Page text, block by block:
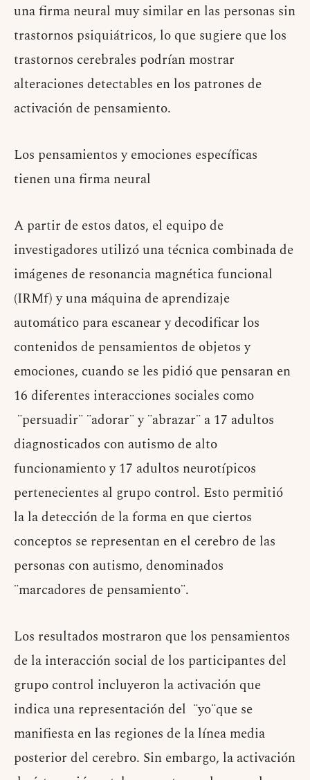
una firma neural muy similar en las personas sin
trastornos psiquiátricos, lo que sugiere que los
trastornos cerebrales podrían mostrar
alteraciones detectables en los patrones de
activación de pensamiento.
Los pensamientos y emociones específicas
tienen una firma neural
A partir de estos datos, el equipo de
investigadores utilizó una técnica combinada de
imágenes de resonancia magnética funcional
(IRMf) y una máquina de aprendizaje
automático para escanear y decodificar los
contenidos de pensamientos de objetos y
emociones, cuando se les pidió que pensaran en
16 diferentes interacciones sociales como
¨persuadir¨ ¨adorar¨ y ¨abrazar¨ a 17 adultos
diagnosticados con autismo de alto
funcionamiento y 17 adultos neurotípicos
pertenecientes al grupo control. Esto permitió
la la detección de la forma en que ciertos
conceptos se representan en el cerebro de las
personas con autismo, denominados
¨marcadores de pensamiento¨.
Los resultados mostraron que los pensamientos
de la interacción social de los participantes del
grupo control incluyeron la activación que
indica una representación del ¨yo¨que se
manifiesta en las regiones de la línea media
posterior del cerebro. Sin embargo, la activación